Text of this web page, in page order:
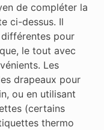
de compléter la
ci-dessus. Il
pour
le tout avec
Les
drapeaux pour
ou en utilisant
(certains
thermo